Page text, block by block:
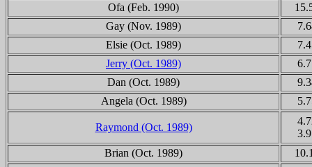
Ofa (Feb. 1990)
Gay (Nov. 1989)
Elsie (Oct. 1989)
Jerry (Oct. 1989)
Dan (Oct. 1989)
Angela (Oct. 1989)
Raymond (Oct. 1989)
Brian (Oct. 1989)